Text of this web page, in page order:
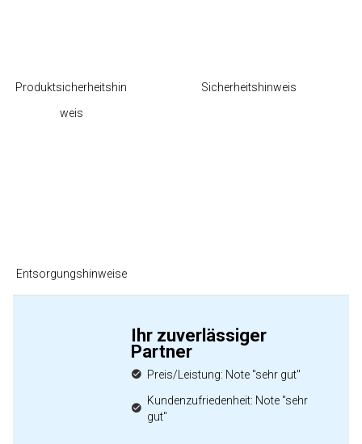
Produktsicherheitshin
weis
Sicherheitshinweis
Entsorgungshinweise
Ihr zuverlässiger
Partner
Preis/Leistung: Note "sehr gut"
Kundenzufriedenheit: Note "sehr
gut"